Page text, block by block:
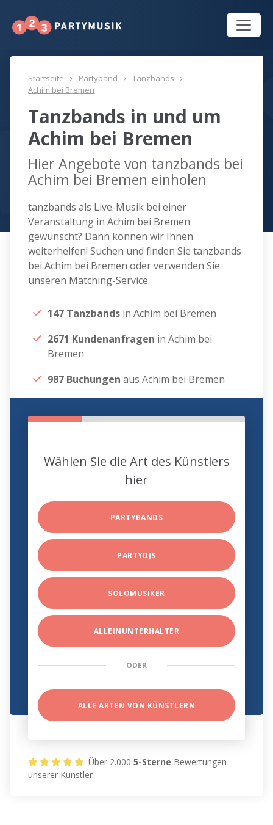
Startseite Partyband
Tanzbands
Achim bei Bremen
Tanzbands in und um
Achim bei Bremen
Hier Angebote von tanzbands bei
Achim bei Bremen einholen
tanzbands als Live-Musik bei einer
Veranstaltung in Achim bei Bremen
gewünscht? Dann können wir Ihnen
weiterhelfen! Suchen und finden Sie tanzbands
bei Achim bei Bremen oder verwenden Sie
unseren Matching-Service.
147 Tanzbands in Achim bei Bremen
2671 Kundenanfragen in Achim bei
Bremen
987 Buchungen aus Achim bei Bremen
Wählen Sie die Art des Künstlers
hier
PARTYBANDS
PARTYDJS
SOLOMUSIKER
ALLEINUNTERHALTER
ODER
ALLE ARTEN VON KÜNSTLERN
Über 2.0005-Sterne Bewertungen
unserer Künstler